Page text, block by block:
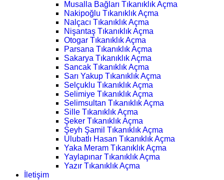
Musalla Bağları Tıkanıklık Açma
Nakipoğlu Tıkanıklık Açma
Nalçacı Tıkanıklık Açma
Nişantaş Tıkanıklık Açma
Otogar Tıkanıklık Açma
Parsana Tıkanıklık Açma
Sakarya Tıkanıklık Açma
Sancak Tıkanıklık Açma
Sarı Yakup Tıkanıklık Açma
Selçuklu Tıkanıklık Açma
Selimiye Tıkanıklık Açma
Selimsultan Tıkanıklık Açma
Sille Tıkanıklık Açma
Şeker Tıkanıklık Açma
Şeyh Şamil Tıkanıklık Açma
Ulubatlı Hasan Tıkanıklık Açma
Yaka Meram Tıkanıklık Açma
Yaylapınar Tıkanıklık Açma
Yazır Tıkanıklık Açma
İletişim